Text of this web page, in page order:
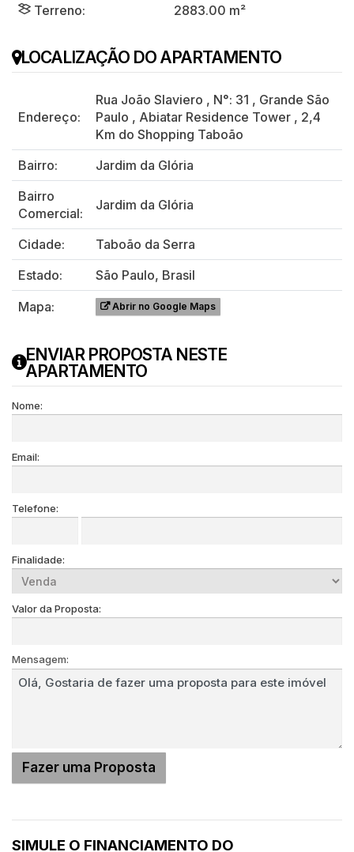
Terreno:
2883.00 m²
LOCALIZAÇÃO DO APARTAMENTO
Endereço:
Rua João Slaviero , N°: 31 , Grande São
Paulo , Abiatar Residence Tower , 2,4
Km do Shopping Taboão
Bairro:
Jardim da Glória
Bairro
Comercial:
Jardim da Glória
Cidade:
Taboão da Serra
Estado:
São Paulo, Brasil
Mapa:
Abrir no Google Maps
ENVIAR PROPOSTA NESTE
APARTAMENTO
Nome:
Email:
Telefone:
Finalidade:
Valor da Proposta:
Mensagem:
SIMULE O FINANCIAMENTO DO